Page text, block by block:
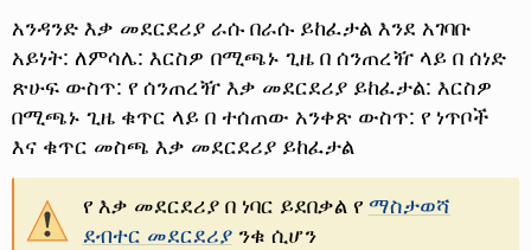
አንዳንድ እቃ መደርደሪያ ራሱ በራሱ ይከፈታል እንደ አገባቡ
አይነት: ለምሳሌ: እርስዎ በሚጫኑ ጊዜ በ ሰንጠረዥ ላይ በ ሰነድ
ጽሁፍ ውስጥ: የ ሰንጠረዥ እቃ መደርደሪያ ይከፈታል: እርስዎ
በሚጫኑ ጊዜ ቁጥር ላይ በ ተሰጠው አንቀጽ ውስጥ: የ ነጥቦች
እና ቁጥር መስጫ እቃ መደርደሪያ ይከፈታል
የ እቃ መደርደሪያ በ ነባር ይደበቃል የ ማስታወሻ
ደብተር መደርደሪያንቁ ሲሆን